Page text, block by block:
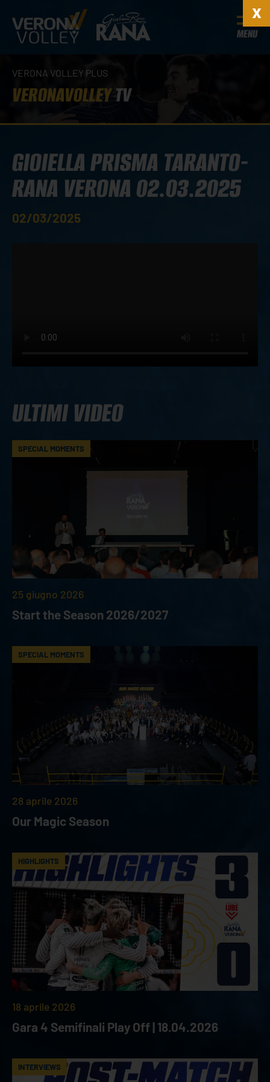
MENU
VERONA VOLLEY PLUS
VERONAVOLLEYTV
GIOIELLA PRISMA TARANTO-
RANA VERONA 02.03.2025
02/03/2025
ULTIMI VIDEO
SPECIAL MOMENTS
25 giugno 2026
Start the Season 2026/2027
SPECIAL MOMENTS
28 aprile 2026
Our Magic Season
HIGHLIGHTS
18 aprile 2026
Gara 4 Semifinali Play Off | 18.04.2026
INTERVIEWS